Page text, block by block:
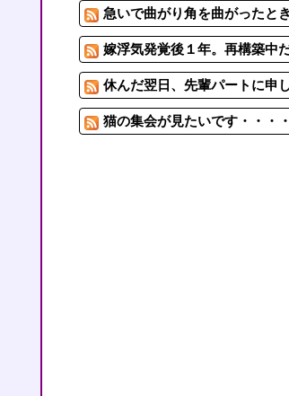
切迫流産で自宅安静の私…なのに
急いで曲がり角を曲がったと
嫁浮気発覚後１年。再構築中
休んだ翌日、先輩パートに申
猫の集会が見たいです・・・・